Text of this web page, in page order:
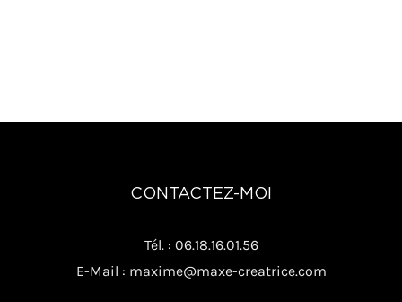
CONTACTEZ-MOI
Tél. : 06.18.16.01.56
E-Mail : maxime@maxe-creatrice.com